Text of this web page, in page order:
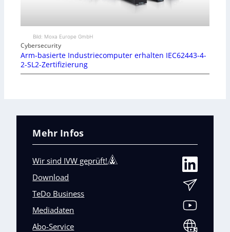
Bild: Moxa Europe GmbH
Cybersecurity
Arm-basierte Industriecomputer erhalten IEC62443-4-
2-SL2-Zertifizierung
Mehr Infos
Wir sind IVW geprüft!
Download
TeDo Business
Mediadaten
Abo-Service